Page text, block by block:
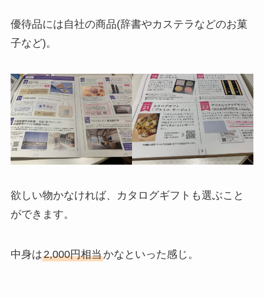
優待品には自社の商品(辞書やカステラなどのお菓
子など)。
欲しい物かなければ、カタログギフトも選ぶこと
ができます。
中身は2,000円相当かなといった感じ。